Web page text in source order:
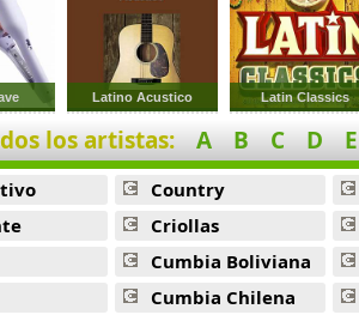
online
online
Latino Acustico Latin Classics
los artistas: A B C D E
Country
Criollas
Cumbia Boliviana
Cumbia Chilena